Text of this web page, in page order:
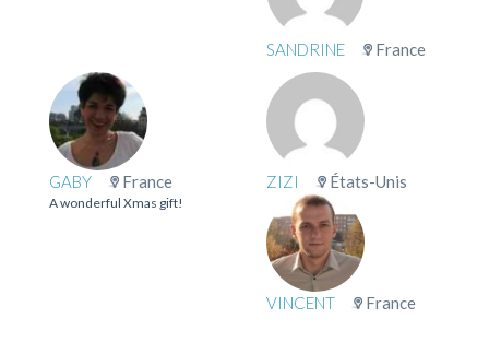
SANDRINE France
GABY France
A wonderful Xmas gift!
ZIZI États-Unis
VINCENT France